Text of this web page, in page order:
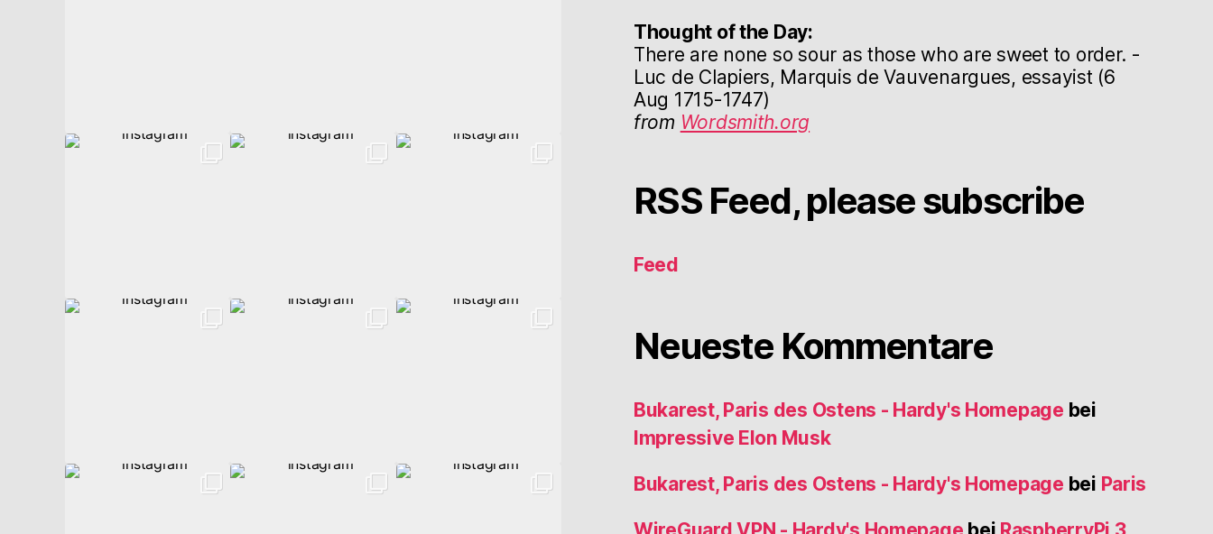
Thought of the Day:
There are none so sour as those who are sweet to order. -
Luc de Clapiers, Marquis de Vauvenargues, essayist (6
Aug 1715-1747)
from Wordsmith.org
RSS Feed, please subscribe
Feed
Neueste Kommentare
Bukarest, Paris des Ostens - Hardy's Homepage bei
Impressive Elon Musk
Bukarest, Paris des Ostens - Hardy's Homepage bei Paris